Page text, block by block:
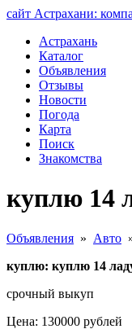
сайт Астрахани:
Астрахань
Каталог
Объявления
Отзывы
Новости
Погода
Карта
Поиск
Знакомства
куплю 14
Объявления » Авто
куплю: куплю 14
срочный выкуп
Цена: 130000 рублей